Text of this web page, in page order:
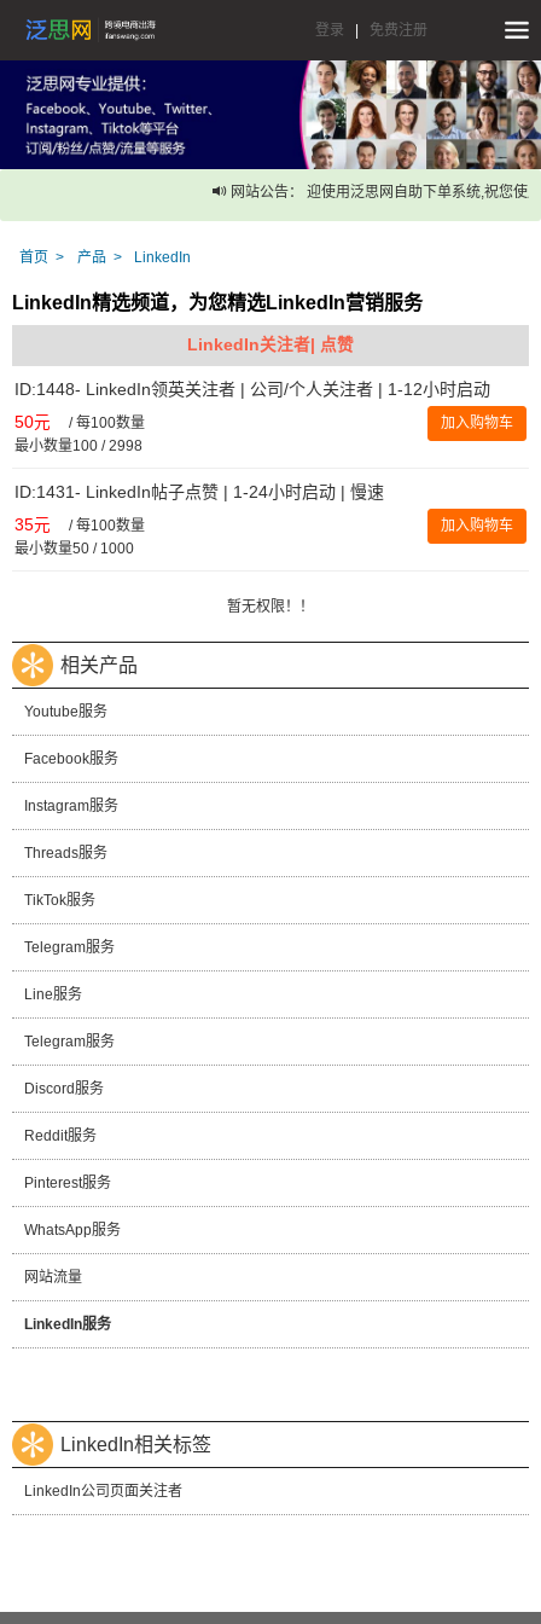
登录 免费注册
网站公告： 迎使用泛思网自助下单系统,祝您使用
首页 产品 LinkedIn
LinkedIn精选频道，为您精选LinkedIn营销服务
LinkedIn关注者| 点赞
ID:1448- LinkedIn领英关注者 | 公司/个人关注者 | 1-12小时启动
50元 /每100数量
最小数量100 / 2998
加入购物车
ID:1431- LinkedIn帖子点赞 | 1-24小时启动 | 慢速
35元 /每100数量
最小数量50 / 1000
加入购物车
暂无权限！！
相关产品
Youtube服务
Facebook服务
Instagram服务
Threads服务
TikTok服务
Telegram服务
Line服务
Telegram服务
Discord服务
Reddit服务
Pinterest服务
WhatsApp服务
网站流量
LinkedIn服务
LinkedIn相关标签
LinkedIn公司页面关注者